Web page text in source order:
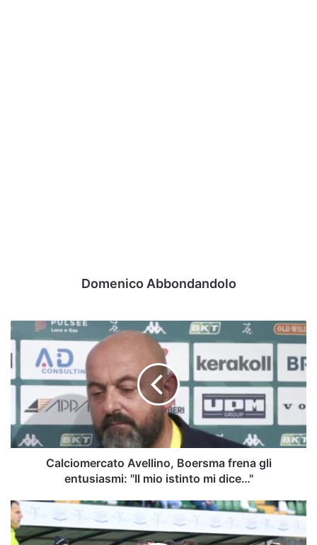
Domenico Abbondandolo
Calciomercato
Avellino,
Boersma
frena
gli
entusiasmi:
mio
istinto
Calciomercato Avellino, Boersma frena gli
entusiasmi: "Il mio istinto mi dice…"
Abbiamo
chiesto
all’IA